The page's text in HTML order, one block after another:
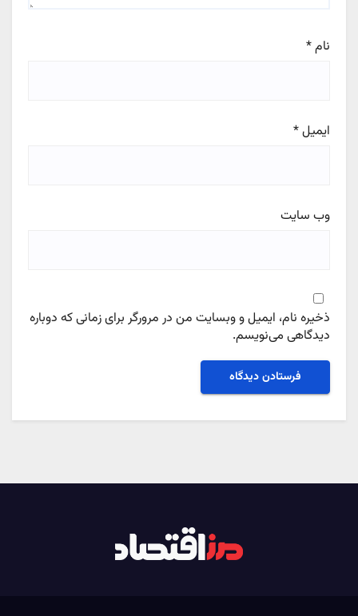
نام*
ایمیل*
وب‌ سایت
ذخیره نام، ایمیل و وبسایت من در مرورگر برای زمانی که دوباره
دیدگاهی می‌نویسم.